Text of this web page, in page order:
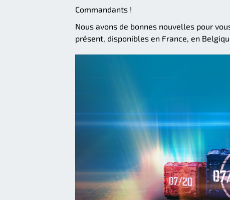
Commandants !
Nous avons de bonnes nouvelles pour
présent, disponibles en France, en